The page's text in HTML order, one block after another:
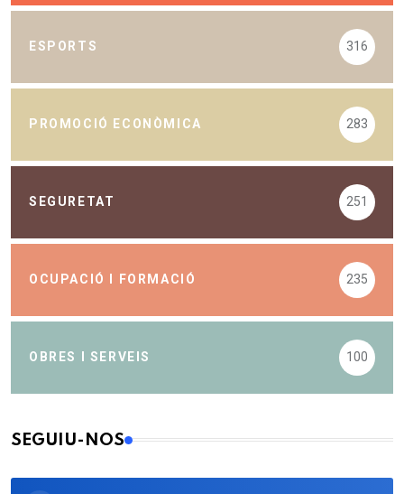
ESPORTS 316
PROMOCIÓ ECONÒMICA 283
SEGURETAT 251
OCUPACIÓ I FORMACIÓ 235
OBRES I SERVEIS 100
SEGUIU-NOS